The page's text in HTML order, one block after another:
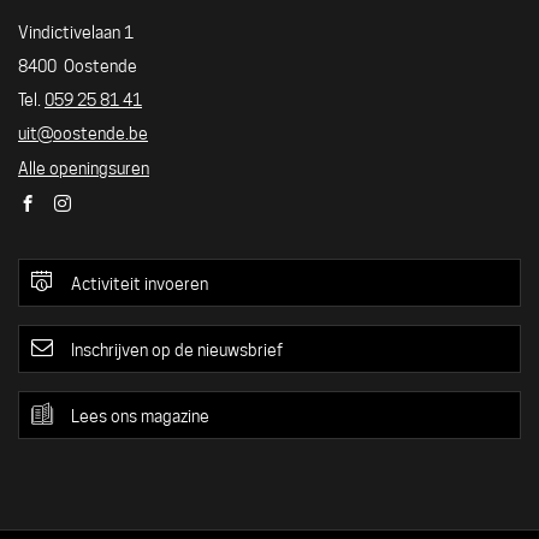
UITLOKET
Adres
Vindictivelaan 1
8400 Oostende
Tel./GSM
059 25 81 41
E-
mail
uit@oostende.be
Alle openingsuren
FacebookInstagram
Activiteit invoeren
Inschrijven op de nieuwsbrief
Lees ons magazine